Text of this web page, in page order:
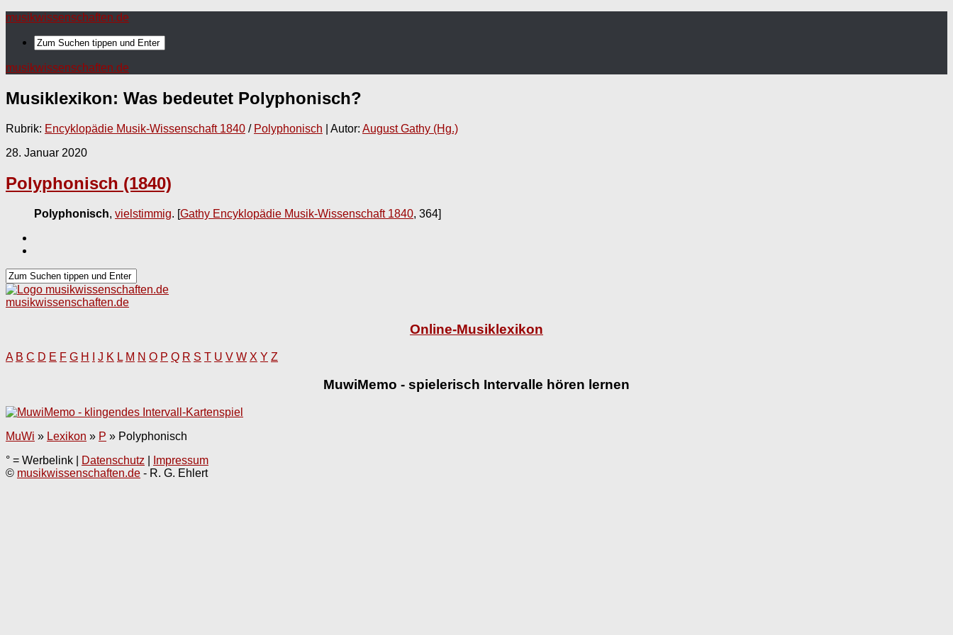
musikwissenschaften.de
musikwissenschaften.de
Musiklexikon: Was bedeutet Polyphonisch?
Rubrik: Encyklopädie Musik-Wissenschaft 1840 / Polyphonisch | Autor: August Gathy (Hg.)
28. Januar 2020
Polyphonisch (1840)
Polyphonisch, vielstimmig. [Gathy Encyklopädie Musik-Wissenschaft 1840, 364]
musikwissenschaften.de
Online-Musiklexikon
A B C D E F G H J K L M N O P Q R S T U V W X Y Z
MuwiMemo - spielerisch Intervalle hören lernen
MuWi » Lexikon » P » Polyphonisch
° = Werbelink |
Datenschutz
Impressum
© musikwissenschaften.de - R. G. Ehlert